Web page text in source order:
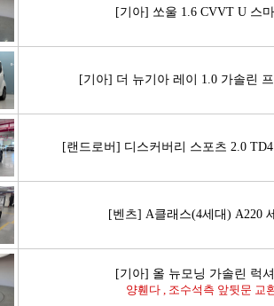
[기아] 쏘울 1.6 CVVT U 스
[기아] 더 뉴기아 레이 1.0 가솔린
[랜드로버] 디스커버리 스포츠 2.0
[벤츠] A클래스(4세대) A220
[기아] 올 뉴모닝 가솔린 럭
양휀다 , 조수석측 앞뒷문 교